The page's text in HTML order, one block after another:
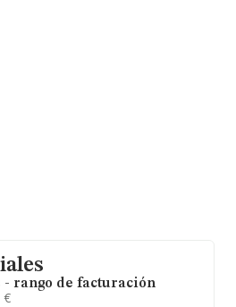
- rango de facturación
€